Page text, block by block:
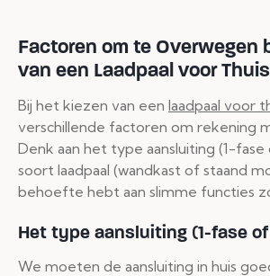
Factoren om te Overwegen
van een Laadpaal voor
Bij het kiezen van een laadpaal voor
verschillende factoren om rekening
Denk aan het type aansluiting (1-
soort laadpaal (wandkast of staand
behoefte hebt aan slimme functies
Het type aansluiting (1-fase
We moeten de aansluiting in huis